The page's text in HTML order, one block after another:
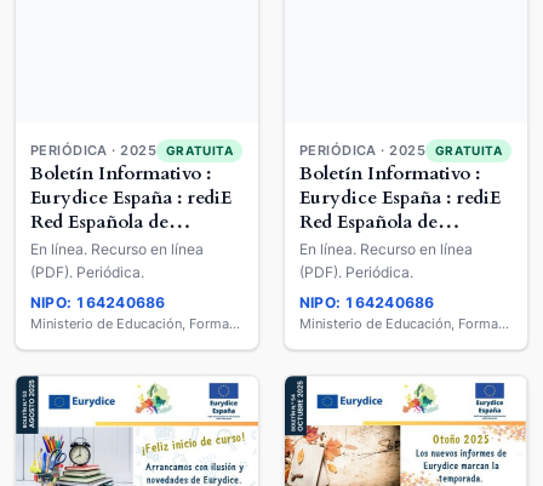
PERIÓDICA · 2025 GRATUITA
Boletín Informativo :
Eurydice España : rediE
Red Española de
Información sobre
En línea. Recurso en línea
NIPO: 164240686
Ministerio de Educación, Formación Profesional y Deportes
PERIÓDICA · 2025 GRATUITA
Boletín Informativo :
Eurydice España : rediE
Red Española de
Información sobre
Educación
En línea. Recurso en línea
(PDF). Periódica.
NIPO: 164240686
Ministerio de Educación, Formación Profesional y Deportes